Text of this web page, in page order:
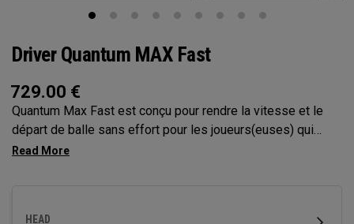
Driver Quantum MAX Fast
729.00 €
Quantum Max Fast est conçu pour rendre la vitesse et le
départ de balle sans effort pour les joueurs(euses) qui
bénéficieraient d’un club plus léger, avec un design à
HEAD